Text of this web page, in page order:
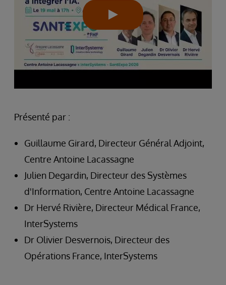
Présenté par :
Guillaume Girard, Directeur Général Adjoint,
Centre Antoine Lacassagne
Julien Degardin, Directeur des Systèmes
d'Information, Centre Antoine Lacassagne
Dr Hervé Rivière, Directeur Médical France,
InterSystems
Dr Olivier Desvernois, Directeur des
Opérations France, InterSystems